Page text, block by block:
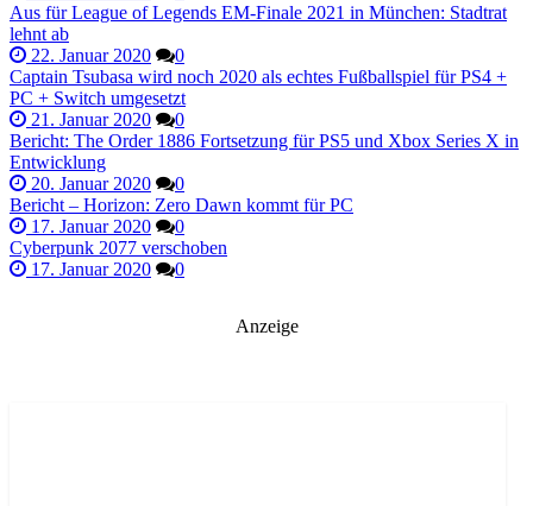
Aus für League of Legends EM-Finale 2021 in München: Stadtrat
lehnt ab
22. Januar 2020
0
Captain Tsubasa wird noch 2020 als echtes Fußballspiel für PS4 +
PC + Switch umgesetzt
21. Januar 2020
0
Bericht: The Order 1886 Fortsetzung für PS5 und Xbox Series X in
Entwicklung
20. Januar 2020
0
Bericht – Horizon: Zero Dawn kommt für PC
17. Januar 2020
0
Cyberpunk 2077 verschoben
17. Januar 2020
0
Anzeige